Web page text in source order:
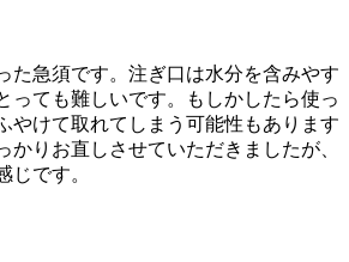
た急須です。注ぎ口は水分を含みやす
っても難しいです。もしかしたら使っ
やけて取れてしまう可能性もあります
かりお直しさせていただきましたが、
じです。